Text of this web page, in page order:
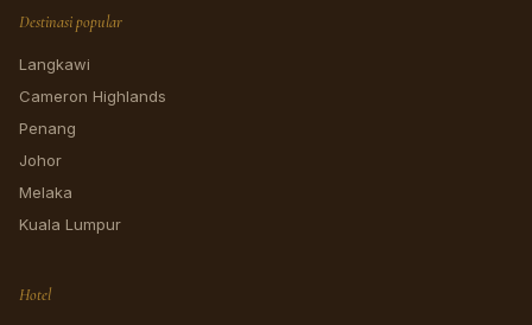
Destinasi popular
Langkawi
Cameron Highlands
Penang
Johor
Melaka
Kuala Lumpur
Hotel